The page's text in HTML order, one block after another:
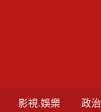
影視.娛樂 政治